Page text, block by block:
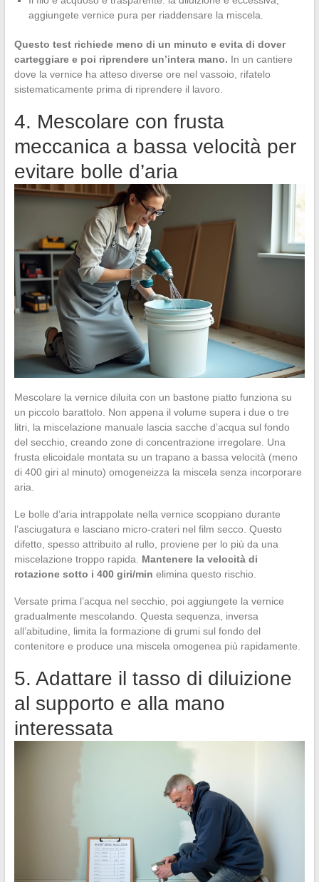
aggiungete vernice pura per riaddensare la miscela.
Questo test richiede meno di un minuto e evita di dover
carteggiare e poi riprendere un’intera mano. In un cantiere
dove la vernice ha atteso diverse ore nel vassoio, rifatelo
sistematicamente prima di riprendere il lavoro.
4. Mescolare con frusta
meccanica a bassa velocità per
evitare bolle d’aria
Mescolare la vernice diluita con un bastone piatto funziona su
un piccolo barattolo. Non appena il volume supera i due o tre
litri, la miscelazione manuale lascia sacche d’acqua sul fondo
del secchio, creando zone di concentrazione irregolare. Una
frusta elicoidale montata su un trapano a bassa velocità (meno
di 400 giri al minuto) omogeneizza la miscela senza incorporare
aria.
Le bolle d’aria intrappolate nella vernice scoppiano durante
l’asciugatura e lasciano micro-crateri nel film secco. Questo
difetto, spesso attribuito al rullo, proviene per lo più da una
miscelazione troppo rapida. Mantenere la velocità di
rotazione sotto i 400 giri/min elimina questo rischio.
Versate prima l’acqua nel secchio, poi aggiungete la vernice
gradualmente mescolando. Questa sequenza, inversa
all’abitudine, limita la formazione di grumi sul fondo del
contenitore e produce una miscela omogenea più rapidamente.
5. Adattare il tasso di diluizione
al supporto e alla mano
interessata